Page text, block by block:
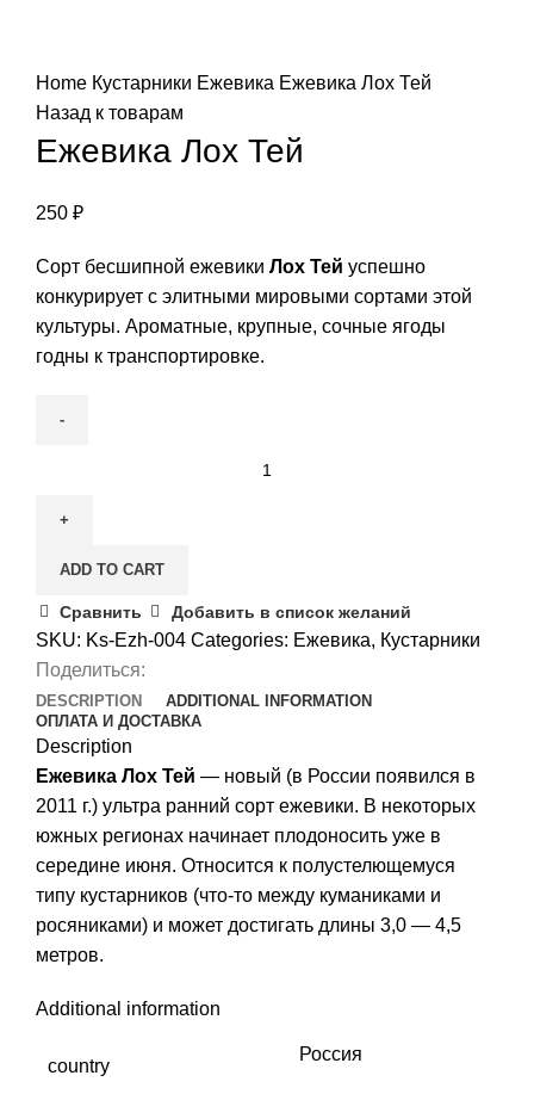
Home Кустарники Ежевика Ежевика Лох Тей
Назад к товарам
Ежевика Лох Тей
250 ₽
Сорт бесшипной ежевики Лох Тей успешно
конкурирует с элитными мировыми сортами этой
культуры. Ароматные, крупные, сочные ягоды
годны к транспортировке.
Тей
ADD TO CART
Сравнить Добавить в список желаний
SKU: Ks-Ezh-004 Categories: Ежевика, Кустарники
Поделиться:
DESCRIPTION
ADDITIONAL INFORMATION
ОПЛАТА И ДОСТАВКА
Description
Ежевика Лох Тей — новый (в России появился в
2011 г.) ультра ранний сорт ежевики. В некоторых
южных регионах начинает плодоносить уже в
середине июня. Относится к полустелющемуся
типу кустарников (что-то между куманиками и
росяниками) и может достигать длины 3,0 — 4,5
метров.
Additional information
country
Россия